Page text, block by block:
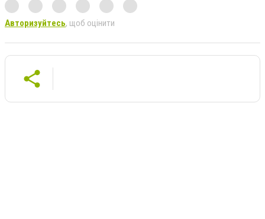
Авторизуйтесь, щоб оцінити